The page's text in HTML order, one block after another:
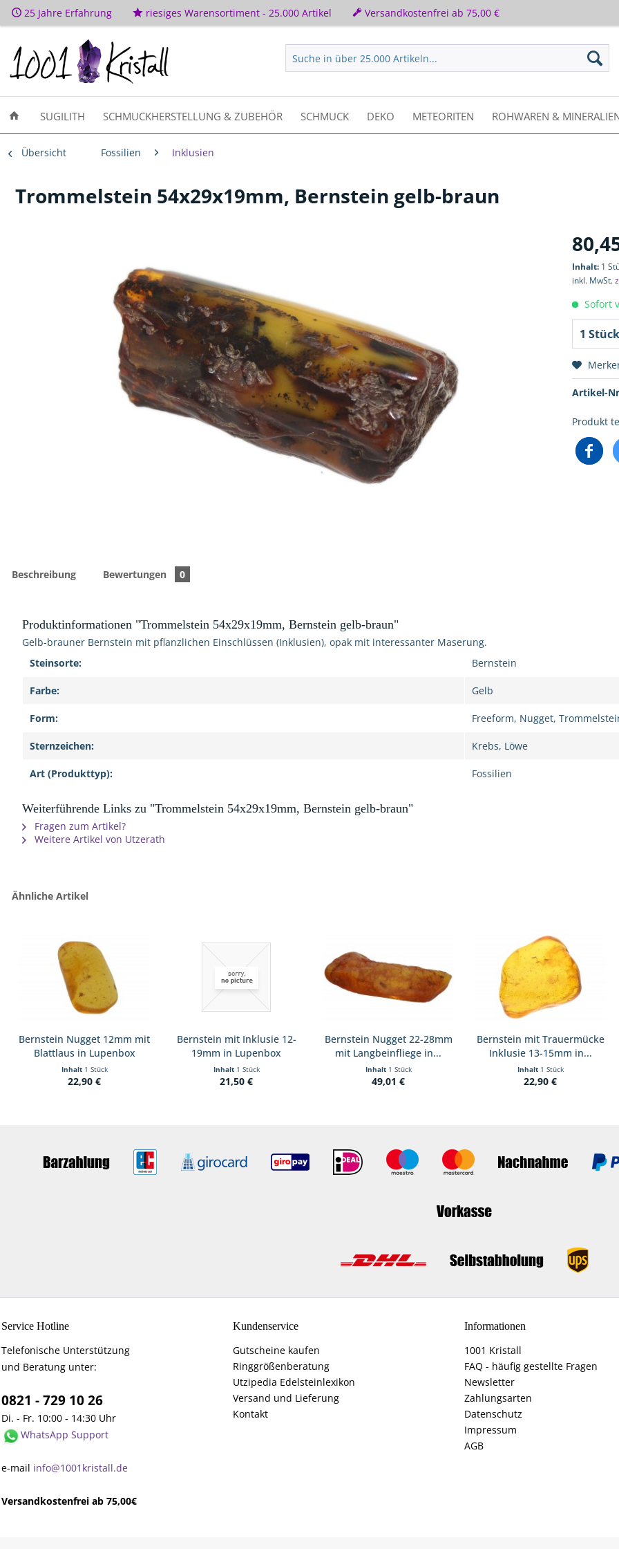
25 Jahre Erfahrung riesiges Warensortiment - 25.000 Artikel Versandkostenfrei ab 75,00 €
SUGILITH SCHMUCKHERSTELLUNG & ZUBEHÖR SCHMUCK DEKO METEORITEN ROHWAREN &
Übersicht Fossilien Inklusien
Trommelstein 54x29x19mm, Bernstein gelb-braun
Inhalt: 1
inkl. MwSt.
Sofort
Artikel-
Produkt
Beschreibung Bewertungen 0
Produktinformationen "Trommelstein 54x29x19mm, Bernstein gelb-braun"
Gelb-brauner Bernstein mit pflanzlichen Einschlüssen (Inklusien), opak mit interessanter Maserung.
Steinsorte:
Bernstein
Farbe: Gelb
Form: Freeform, Nugget,
Sternzeichen: Krebs, Löwe
Art (Produkttyp): Fossilien
Weiterführende Links zu "Trommelstein 54x29x19mm, Bernstein gelb-braun"
Fragen zum Artikel?
Weitere Artikel von Utzerath
Ähnliche Artikel
Bernstein Nugget 12mm mit
Blattlaus in Lupenbox
Inhalt 1 Stück
22,90 €
Bernstein mit Inklusie 12-
19mm in Lupenbox
Inhalt 1 Stück
21,50 €
Bernstein Nugget 22-28mm
mit Langbeinfliege in...
Inhalt 1 Stück
49,01 €
Bernstein mit Trauermücke
Inklusie 13-15mm in...
Inhalt 1 Stück
22,90 €
Service Hotline
Telefonische Unterstützung
und Beratung unter:
0821 - 729 10 26
Di. - Fr. 10:00 - 14:30 Uhr
WhatsApp Support
e-mail info@1001kristall.de
Versandkostenfrei ab 75,00€
Kundenservice
Gutscheine kaufen
Ringgrößenberatung
Utzipedia Edelsteinlexikon
Versand und Lieferung
Kontakt
Informationen
1001 Kristall
FAQ - häufig gestellte Fragen
Newsletter
Zahlungsarten
Datenschutz
Impressum
AGB